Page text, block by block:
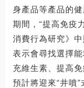
身產品等產品的
期間，“提高免疫
消費行為研究》
表示會尋找選擇
充維生素、提高
預計將迎來“井噴”